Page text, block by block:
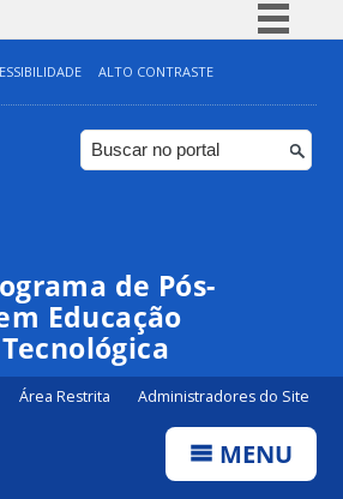
Simplifique!
Comunica BR
Participe
ALTO CONTRASTE
de Pós-
Educação
Área Restrita Administradores do Site
MENU